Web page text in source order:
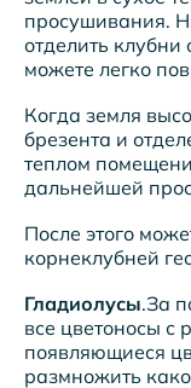
просушивания.
отделить
можете легко
Когда земля
брезента и
теплом
дальнейшей
После этого
корнеклубней
Гладиолусы.За
все цветоносы с
появляющиеся
размножить